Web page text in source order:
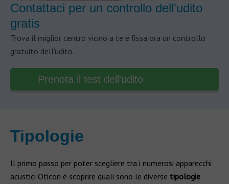
Contattaci per un controllo dell'udito
gratis
Trova il miglior centro vicino a te e fissa ora un controllo
gratuito dell'udito.
Prenota il test dell'udito
Tipologie
Il primo passo per poter scegliere tra i numerosi apparecchi
acustici Oticon è scoprire quali sono le diverse tipologie